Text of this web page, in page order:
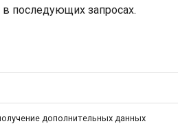
последующих запросах.
дополнительных данных